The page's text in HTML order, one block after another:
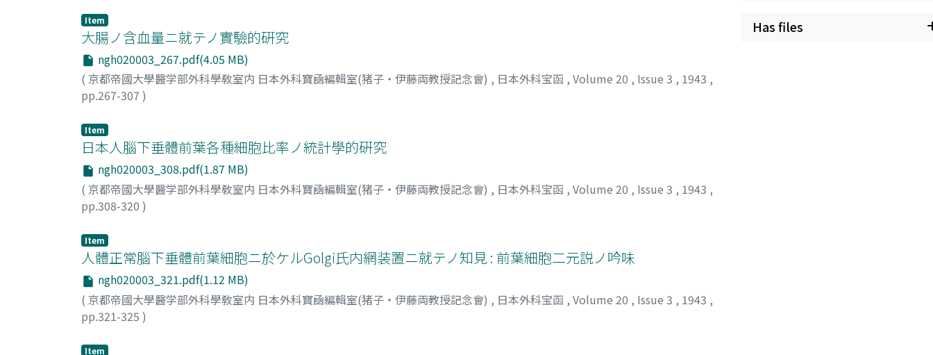
Item
大腸ノ含血量ニ就テノ實驗的硏究
ngh020003_267.pdf(4.05 MB)
( 京都帝國大學醫学部外科學敎室内 日本外科寶凾編輯室(猪子・伊藤両教授記念會) , 日本外科宝函 , Volume 20 , Issue 3 , 1943 ,
pp.267-307 )
Item
日本人腦下垂體前葉各種細胞比率ノ統計學的硏究
ngh020003_308.pdf(1.87 MB)
( 京都帝國大學醫学部外科學敎室内 日本外科寶凾編輯室(猪子・伊藤両教授記念會) , 日本外科宝函 , Volume 20 , Issue 3 , 1943 ,
pp.308-320 )
Item
人體正常腦下垂體前葉細胞ニ於ケルGolgi氏内網装置ニ就テノ知見 : 前葉細胞二元説ノ吟味
ngh020003_321.pdf(1.12 MB)
( 京都帝國大學醫学部外科學敎室内 日本外科寶凾編輯室(猪子・伊藤両教授記念會) , 日本外科宝函 , Volume 20 , Issue 3 , 1943 ,
pp.321-325 )
Item
Has files